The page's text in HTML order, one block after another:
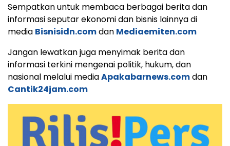
Sempatkan untuk membaca berbagai berita dan
informasi seputar ekonomi dan bisnis lainnya di
media Bisnisidn.comdan Mediaemiten.com
Jangan lewatkan juga menyimak berita dan
informasi terkini mengenai politik, hukum, dan
nasional melalui mediaApakabarnews.comdan
Cantik24jam.com